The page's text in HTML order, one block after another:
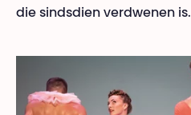
die sindsdien verdwenen is.